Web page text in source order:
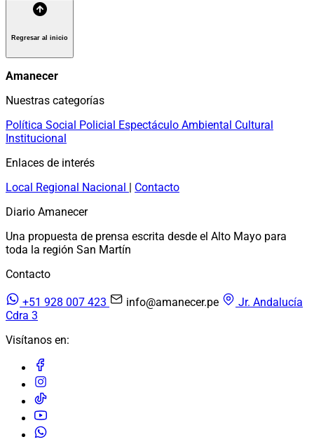
Regresar al inicio
Amanecer
Nuestras categorías
Política Social Policial Espectáculo Ambiental Cultural
Institucional
Enlaces de interés
Local Regional Nacional | Contacto
Diario Amanecer
Una propuesta de prensa escrita desde el Alto Mayo para
toda la región San Martín
Contacto
+51 928 007 423 info@amanecer.pe
Jr. Andalucía
Cdra 3
Visítanos en: